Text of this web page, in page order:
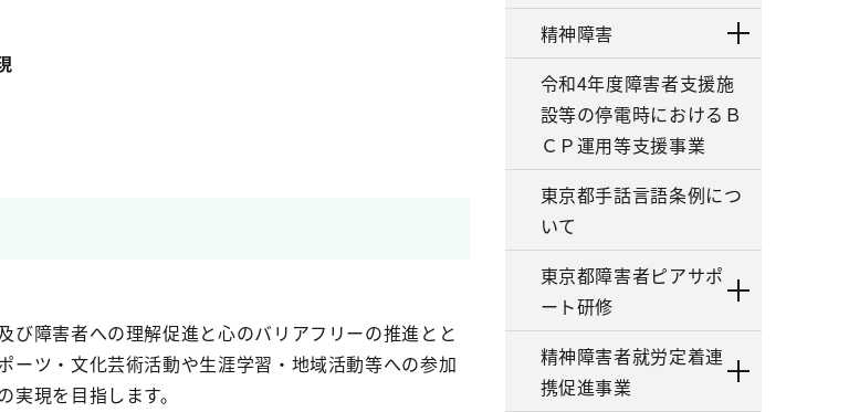
障害者への理解促進と心のバリアフリーの推進とと
ーツ・文化芸術活動や生涯学習・地域活動等への参加
現を目指します。
精神障害
令和4年度障害者支援施
設等の停電時におけるＢ
ＣＰ運用等支援事業
東京都手話言語条例につ
いて
東京都障害者ピアサポ
ート研修
精神障害者就労定着連
携促進事業